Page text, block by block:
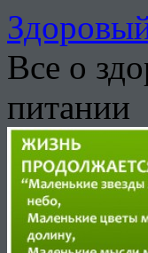
Все о
питании